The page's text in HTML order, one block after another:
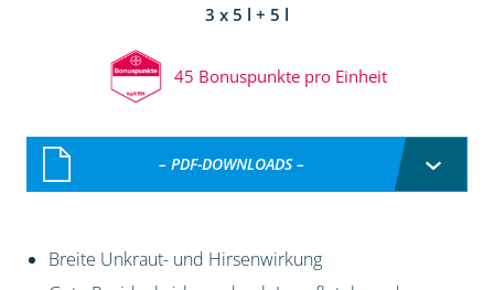
3 x 5 l + 5 l
45 Bonuspunkte pro Einheit
– PDF-DOWNLOADS –
Breite Unkraut- und Hirsenwirkung